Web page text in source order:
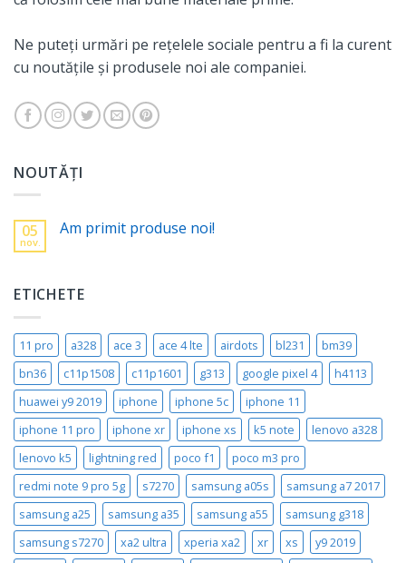
Ne puteți urmări pe rețelele sociale pentru a fi la curent
cu noutățile și produsele noi ale companiei.
NOUTĂȚI
05
nov.
Am primit produse noi!
ETICHETE
11 pro a328 ace 3 ace 4 lte airdots bl231
bm39
bn36
c11p1508 c11p1601 g313 google pixel 4
h4113
huawei y9 2019
iphone iphone 5c
iphone 11
iphone 11 pro
iphone xr iphone xs k5 note
lenovo a328
lenovo k5
lightning red poco f1
poco m3 pro
redmi note 9 pro 5g
s7270 samsung a05s
samsung a7 2017
samsung a25
samsung a35 samsung a55
samsung g318
samsung s7270
xa2 ultra xperia xa2 xr xs
y9 2019